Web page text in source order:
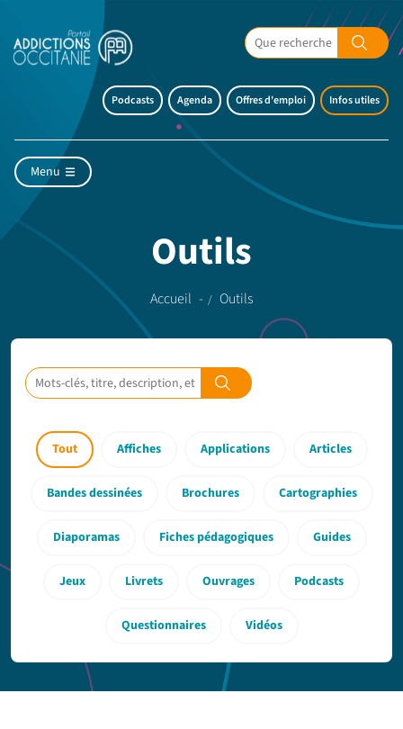
Podcasts Agenda Offres d'emploi Infos utiles
Menu
Outils
Accueil Outils
Tout Affiches Applications Articles
Bandes dessinées Brochures Cartographies
Diaporamas Fiches pédagogiques Guides
Jeux Livrets Ouvrages Podcasts
Questionnaires Vidéos